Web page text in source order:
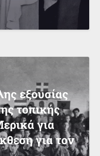
εξουσίας
τοπικής
για
για τον